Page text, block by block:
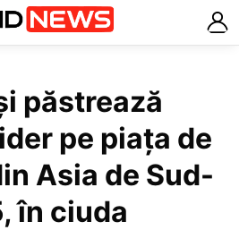
păstrează
pe piața de
Asia de Sud-
în ciuda